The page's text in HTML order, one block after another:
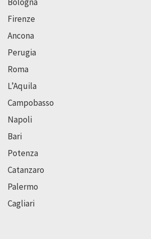
Firenze
Ancona
Perugia
Roma
L’Aquila
Campobasso
Napoli
Bari
Potenza
Catanzaro
Palermo
Cagliari